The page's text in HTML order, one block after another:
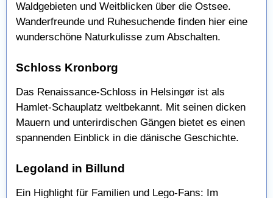
Waldgebieten und Weitblicken über die Ostsee.
Wanderfreunde und Ruhesuchende finden hier eine
wunderschöne Naturkulisse zum Abschalten.
Schloss Kronborg
Das Renaissance-Schloss in Helsingør ist als
Hamlet-Schauplatz weltbekannt. Mit seinen dicken
Mauern und unterirdischen Gängen bietet es einen
spannenden Einblick in die dänische Geschichte.
Legoland in Billund
Ein Highlight für Familien und Lego-Fans: Im